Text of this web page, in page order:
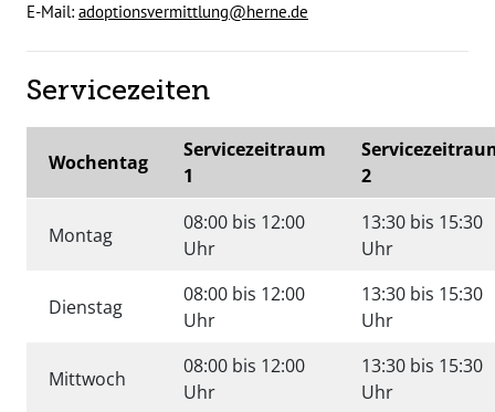
E-Mail: adoptionsvermittlung@herne.de
Servicezeiten
Wochentag
Servicezeitraum
1
2
Montag
08:00 bis 12:00
Uhr
13:30 bis 15:30
Uhr
Dienstag
08:00 bis 12:00
Uhr
13:30 bis 15:30
Uhr
Mittwoch
08:00 bis 12:00
Uhr
13:30 bis 15:30
Uhr